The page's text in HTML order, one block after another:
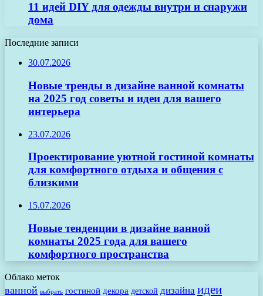
11 идей DIY для одежды внутри и снаружи
дома
Последние записи
30.07.2026
Новые тренды в дизайне ванной комнаты
на 2025 год советы и идеи для вашего
интерьера
23.07.2026
Проектирование уютной гостиной комнаты
для комфортного отдыха и общения с
близкими
15.07.2026
Новые тенденции в дизайне ванной
комнаты 2025 года для вашего
комфортного пространства
Облако меток
ванной выбрать гостиной декора детской дизайна идеи